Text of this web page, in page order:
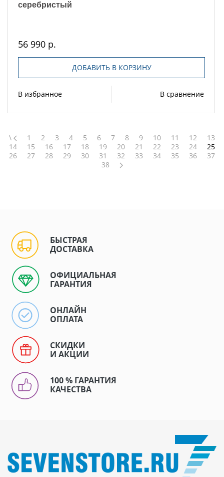
серебристый
56 990 р.
ДОБАВИТЬ В КОРЗИНУ
В избранное В сравнение
\ 1 2 3 4 5 6 7 8 9 10 11 12
13
14
15 16 17 18 19 20 21 22 23 24
25
26
27 28 29 30 31 32 33 34 35 36
37
38
БЫСТРАЯ
ДОСТАВКА
ОФИЦИАЛЬНАЯ
ГАРАНТИЯ
ОНЛАЙН
ОПЛАТА
СКИДКИ
И АКЦИИ
100 % ГАРАНТИЯ
КАЧЕСТВА